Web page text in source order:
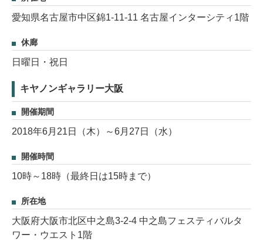
愛知県名古屋市中区錦1-11-11 名古屋インターシティ1階
休廊
日曜日・祝日
キヤノンギャラリー大阪
開催期間
2018年6月21日（木）～6月27日（水）
開催時間
10時～18時（最終日は15時まで）
所在地
大阪府大阪市北区中之島3-2-4 中之島フェスティバルタ
ワー・ウエスト1階